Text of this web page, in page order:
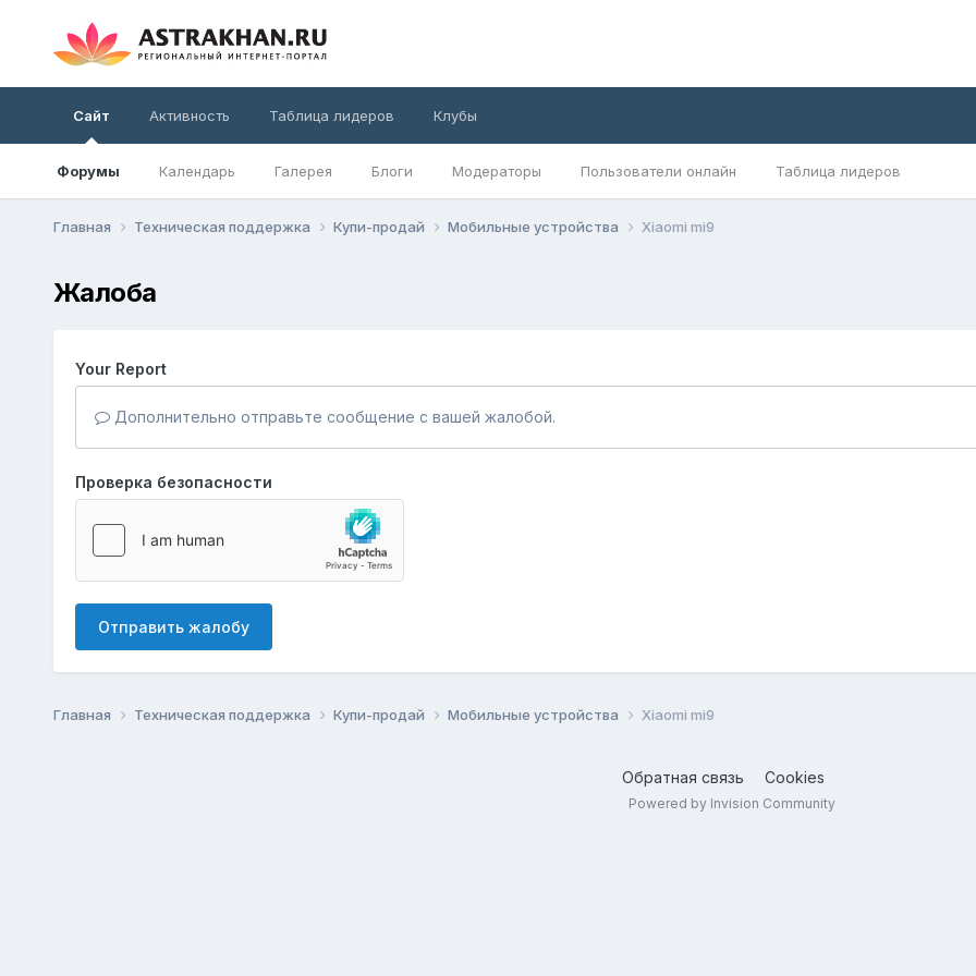
Сайт
Форумы Календарь Галерея Блоги Модераторы Пользователи онлайн Таблица лидеров
Активность Таблица лидеров Клубы
Главная Техническая поддержка Купи-продай Мобильные устройства Xiaomi mi9
Жалоба
Your Report
Дополнительно отправьте сообщение с вашей жалобой.
Проверка безопасности
Отправить жалобу
Главная Техническая поддержка Купи-продай Мобильные устройства Xiaomi mi9
Обратная связь Cookies
Powered by Invision Community